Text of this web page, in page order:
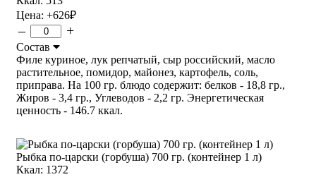
Цена: +626₽
– +
Состав
Филе куриное, лук репчатый, сыр российский, масло
растительное, помидор, майонез, картофель, соль,
приправа. На 100 гр. блюдо содержит: белков - 18,8 гр.,
Жиров - 3,4 гр., Углеводов - 2,2 гр. Энергетическая
ценность - 146.7 ккал.
Рыбка по-царски (горбуша) 700 гр. (контейнер 1 л)
Ккал: 1372